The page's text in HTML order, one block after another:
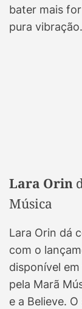
bater mais
pura vibração.
Lara Orin
Música
Lara Orin dá
com o
disponível
pela Marã
e a Believe.